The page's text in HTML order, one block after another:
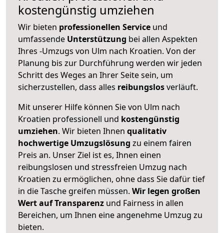
kostengünstig umziehen
Wir bieten professionellen Service und
umfassende Unterstützung bei allen Aspekten
Ihres -Umzugs von Ulm nach Kroatien. Von der
Planung bis zur Durchführung werden wir jeden
Schritt des Weges an Ihrer Seite sein, um
sicherzustellen, dass alles reibungslosverläuft.
Mit unserer Hilfe können Sie von Ulm nach
Kroatien professionell und kostengünstig
umziehen. Wir bieten Ihnen qualitativ
hochwertige Umzugslösung zu einem fairen
Preis an. Unser Ziel ist es, Ihnen einen
reibungslosen und stressfreien Umzug nach
Kroatien zu ermöglichen, ohne dass Sie dafür tief
in die Tasche greifen müssen. Wir legen großen
Wert auf Transparenz und Fairness in allen
Bereichen, um Ihnen eine angenehme Umzug zu
bieten.